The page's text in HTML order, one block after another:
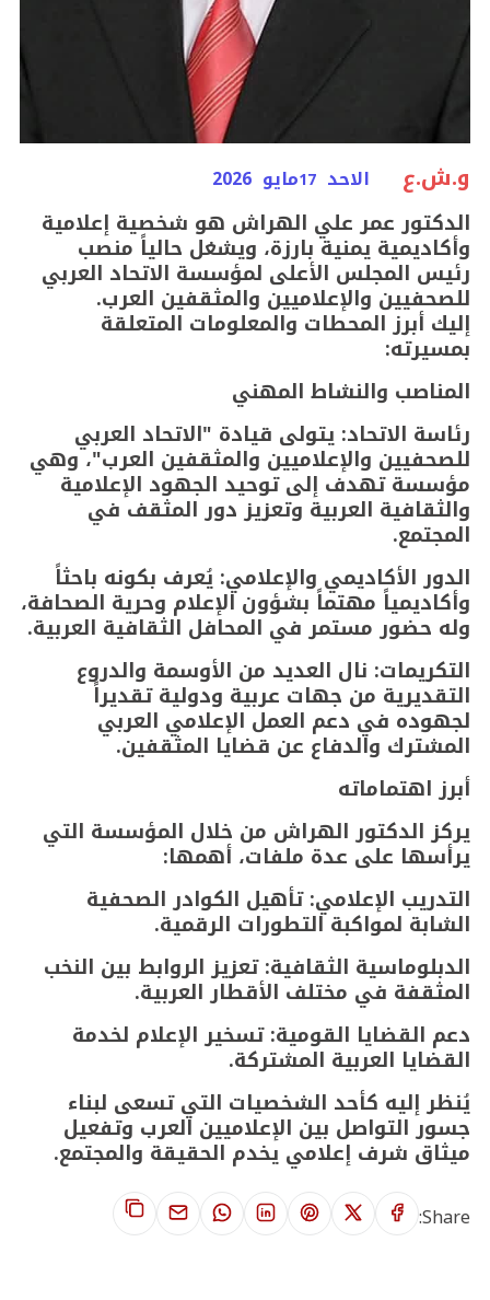
و.ش.ع الاحد 17مايو 2026
الدكتور عمر علي الهراش هو شخصية إعلامية
وأكاديمية يمنية بارزة، ويشغل حالياً منصب
رئيس المجلس الأعلى لمؤسسة الاتحاد العربي
للصحفيين والإعلاميين والمثقفين العرب.
​إليك أبرز المحطات والمعلومات المتعلقة
بمسيرته:
​المناصب والنشاط المهني
​رئاسة الاتحاد: يتولى قيادة "الاتحاد العربي
للصحفيين والإعلاميين والمثقفين العرب"، وهي
مؤسسة تهدف إلى توحيد الجهود الإعلامية
والثقافية العربية وتعزيز دور المثقف في
المجتمع.
​الدور الأكاديمي والإعلامي: يُعرف بكونه باحثاً
وأكاديمياً مهتماً بشؤون الإعلام وحرية الصحافة،
وله حضور مستمر في المحافل الثقافية العربية.
​التكريمات: نال العديد من الأوسمة والدروع
التقديرية من جهات عربية ودولية تقديراً
لجهوده في دعم العمل الإعلامي العربي
المشترك والدفاع عن قضايا المثقفين.
​أبرز اهتماماته
​يركز الدكتور الهراش من خلال المؤسسة التي
يرأسها على عدة ملفات، أهمها:
​التدريب الإعلامي: تأهيل الكوادر الصحفية
الشابة لمواكبة التطورات الرقمية.
​الدبلوماسية الثقافية: تعزيز الروابط بين النخب
المثقفة في مختلف الأقطار العربية.
​دعم القضايا القومية: تسخير الإعلام لخدمة
القضايا العربية المشتركة.
​يُنظر إليه كأحد الشخصيات التي تسعى لبناء
جسور التواصل بين الإعلاميين العرب وتفعيل
ميثاق شرف إعلامي يخدم الحقيقة والمجتمع.
Share: